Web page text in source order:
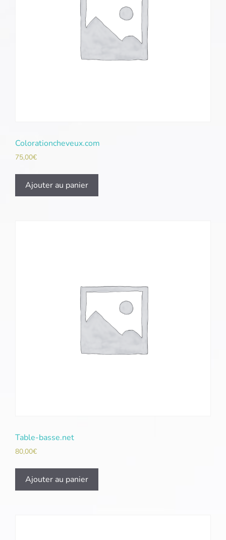
Colorationcheveux.com
75,00€
Ajouter au panier
Table-basse.net
80,00€
Ajouter au panier